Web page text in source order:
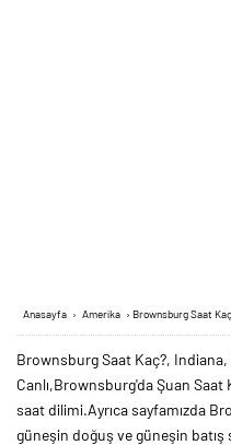
Anasayfa › Amerika › Brownsburg Saat
Brownsburg Saat Kaç?,
Canlı,Brownsburg'da Şuan
saat dilimi.Ayrıca sayfamızda
güneşin doğuş ve güneşin